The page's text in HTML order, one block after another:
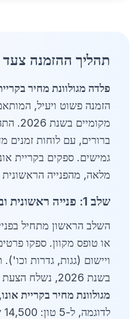
תהליך ההזמנה
פלדה מגולוונת מחיר
הזמנה פשוט ויעיל,
ברורים, עם לוחות זמנים
גמישים. ספקים בקריית
מלאה, מהפנייה
שלב 1: פנייה ראשונית ובקשת הצעת מחיר
השלב הראשון מתחיל
או טופס מקוון. ספקו
בשנת 2026, נשלח הצעת מחיר מפורטת ל
מגולוונת מחיר בקריית אונו
לדוגמה, ל-5 טון: 14,500 ש"ח כולל מע"מ.